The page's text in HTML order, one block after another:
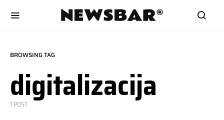
BROWSING TAG
digitalizacija
1 POST